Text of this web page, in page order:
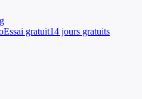
Essai gratuit14 jours gratuits